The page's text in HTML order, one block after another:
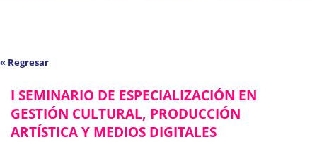
« Regresar
I SEMINARIO DE ESPECIALIZACIÓN EN
GESTIÓN CULTURAL, PRODUCCIÓN
ARTÍSTICA Y MEDIOS DIGITALES